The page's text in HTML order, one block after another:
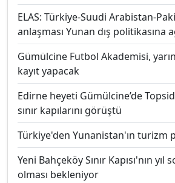
ELAS: Türkiye-Suudi Arabistan-
anlaşması Yunan dış politikasına
Gümülcine Futbol Akademisi,
kayıt yapacak
Edirne heyeti Gümülcine’de
sınır kapılarını görüştü
Türkiye'den Yunanistan'ın turizm
Yeni Bahçeköy Sınır Kapısı'nın yıl
olması bekleniyor